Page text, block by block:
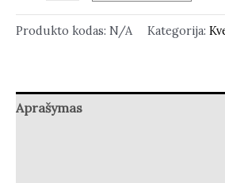
Produkto kodas: N/A Kategorija:
Aprašymas